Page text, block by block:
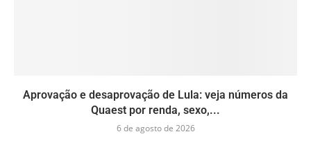
Aprovação e desaprovação de Lula: veja números da
Quaest por renda, sexo,...
6 de agosto de 2026